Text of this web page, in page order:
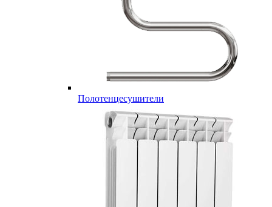
Полотенцесушители